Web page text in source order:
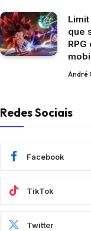
que
André
Redes Sociais
Facebook
TikTok
Twitter